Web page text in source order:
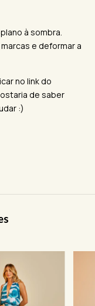
à sombra.
e deformar a
no link do
de saber
:)